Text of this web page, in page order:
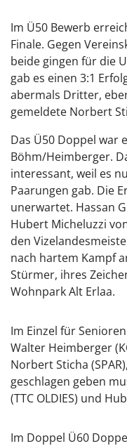
Im Ü50 Bewerb
Finale. Gegen
beide gingen für die
gab es einen 3:1
abermals Dritter,
gemeldete Norbert
Das Ü50 Doppel war
Böhm/Heimberger.
interessant, weil es
Paarungen gab. Die
unerwartet. Hassan
Hubert Micheluzzi
den
nach hartem Kampf
Stürmer, ihres
Wohnpark Alt Erlaa.
Im Einzel für
Walter Heimberger
Norbert Sticha
geschlagen geben
(TTC OLDIES) und
Im Doppel Ü60